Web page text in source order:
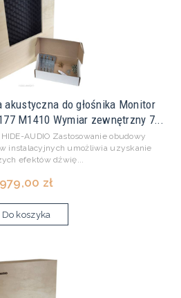
akustyczna do głośnika Monitor
M1410 Wymiar zewnętrzny 7...
AUDIO Zastosowanie obudowy
instalacyjnych umożliwia uzyskanie
efektów dźwię...
979,00 zł
Do koszyka